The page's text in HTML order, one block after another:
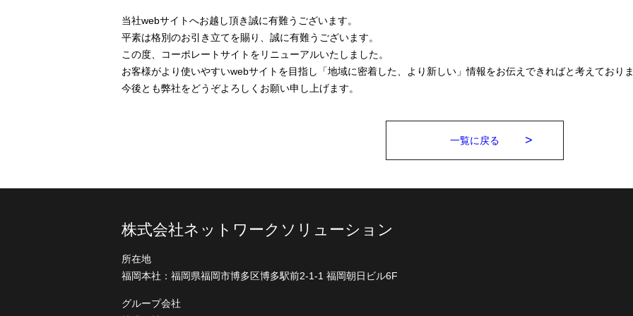
当社webサイトへお越し頂き誠に有難うございます。
平素は格別のお引き立てを賜り、誠に有難うございます。
この度、コーポレートサイトをリニューアルいたしました。
お客様がより使いやすいwebサイトを目指し「地域に密着した、より新しい」情報をお伝えできればと考えており
今後とも弊社をどうぞよろしくお願い申し上げます。
一覧に戻る
株式会社ネットワークソリューション
所在地
福岡本社： 福岡県福岡市博多区博多駅前2-1-1 福岡朝日ビル6F
グループ会社